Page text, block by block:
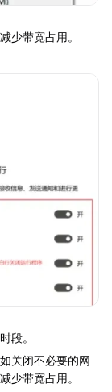
少带宽占用。
段。
关闭不必要的网
少带宽占用。